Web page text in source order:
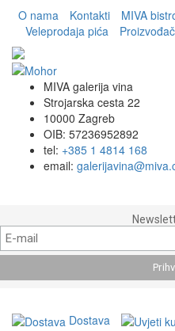
O nama
Kontakti MIVA
Veleprodaja pića
MIVA galerija vina
Strojarska cesta 22
10000 Zagreb
OIB: 57236952892
tel: +385 1 4814 168
email:
Dostava